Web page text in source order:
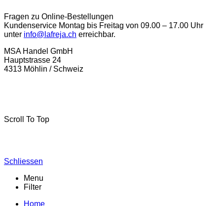
Fragen zu Online-Bestellungen
Kundenservice Montag bis Freitag von 09.00 – 17.00 Uhr
unter info@lafreja.ch erreichbar.
MSA Handel GmbH
Hauptstrasse 24
4313 Möhlin / Schweiz
Scroll To Top
Schliessen
Menu
Filter
Home